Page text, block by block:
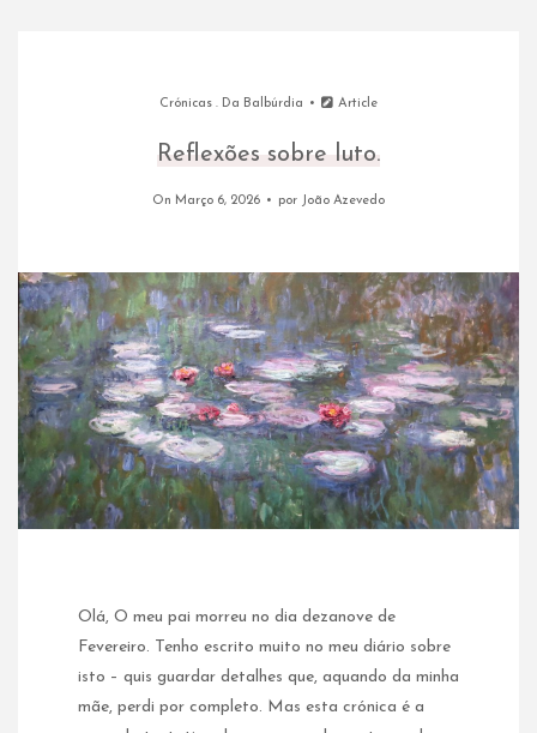
Crónicas. Da Balbúrdia Article
Reflexões sobre luto.
On Março 6, 2026 por João Azevedo
Olá, O meu pai morreu no dia dezanove de
Fevereiro. Tenho escrito muito no meu diário sobre
isto – quis guardar detalhes que, aquando da minha
mãe, perdi por completo. Mas esta crónica é a